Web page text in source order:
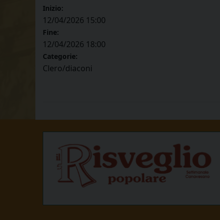
Inizio:
12/04/2026 15:00
Fine:
12/04/2026 18:00
Categorie:
Clero/diaconi